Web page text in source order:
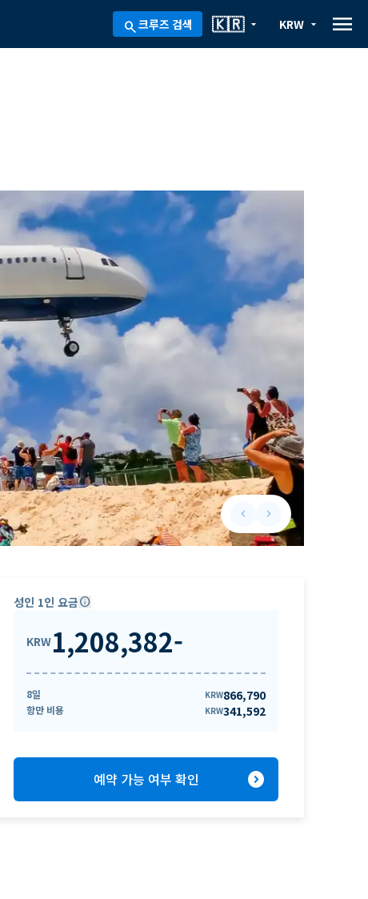
search크루즈 검색 arrow_drop_down
🇰🇷 arrow_drop_down
KRW menu
keyboard_arrow_leftPrevious slide
keyboard_arrow_rightNext slide
성인 1인 요금info
KRW1,208,382-
8일 KRW866,790
항만 비용 KRW341,592
예약 가능 여부 확인 expand_circle_right